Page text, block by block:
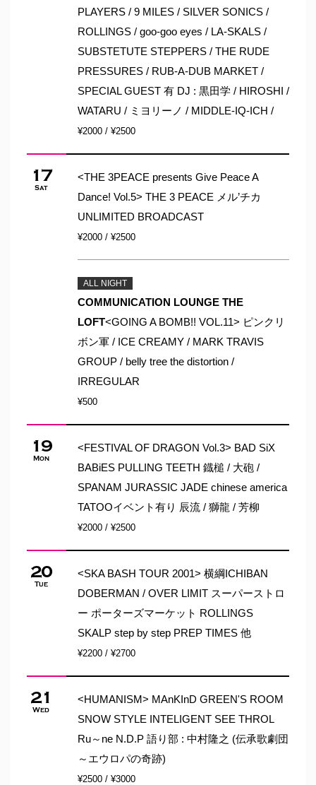
PLAYERS / 9 MILES / SILVER SONICS /
ROLLINGS / goo-goo eyes / LA-SKALS /
SUBSTETUTE STEPPERS / THE RUDE
PRESSURES / RUB-A-DUB MARKET /
SPECIAL GUEST 有 DJ : 黒田学 / HIROSHI /
WATARU / ミヨリーノ / MIDDLE-IQ-ICH /
¥2000 / ¥2500
17
Sat
<THE 3PEACE presents Give Peace A
Dance! Vol.5> THE 3 PEACE メル’チカ
UNLIMITED BROADCAST
¥2000 / ¥2500
ALL NIGHT
COMMUNICATION LOUNGE THE
LOFT<GOING A BOMB!! VOL.11> ピンクリ
ボン軍 / ICE CREAMY / MARK TRAVIS
GROUP / belly tree the distortion /
IRREGULAR
¥500
19
Mon
<FESTIVAL OF DRAGON Vol.3> BAD SiX
BABiES PULLING TEETH 鐡槌 / 大砲 /
SPANAM JURASSIC JADE chinese america
TATOOイベント有り 辰流 / 獅龍 / 芳柳
¥2000 / ¥2500
20
Tue
<SKA BASH TOUR 2001> 横綱ICHIBAN
DOBERMAN / OVER LIMIT スーパーストロ
ー ポーターズマーケット ROLLINGS
SKALP step by step PREP TIMES 他
¥2200 / ¥2700
21
Wed
<HUMANISM> MAnKInD GREEN'S ROOM
SNOW STYLE INTELIGENT SEE THROL
Ru～ne N.D.P 語り部 : 中村隆之 (伝承歌劇団
～エウロパの奇跡)
¥2500 / ¥3000